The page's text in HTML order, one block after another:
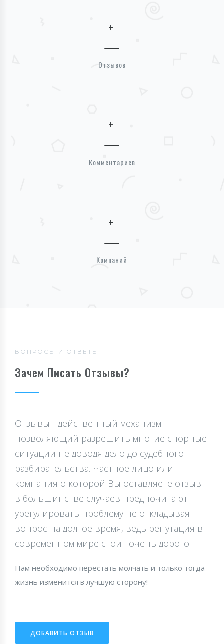
+
Отзывов
+
Комментариев
+
Компаний
ВОПРОСЫ И ОТВЕТЫ
Зачем Писать Отзывы?
Отзывы - действенный механизм
позволяющий разрешить многие спорные
ситуации не доводя дело до судебного
разбирательства. Частное лицо или
компания о которой Вы оставляете отзыв
в большинстве случаев предпочитают
урегулировать проблему не откладывая
вопрос на долгое время, ведь репутация в
современном мире стоит очень дорого.
Нам необходимо перестать молчать и только тогда
жизнь изменится в лучшую сторону!
ДОБАВИТЬ ОТЗЫВ